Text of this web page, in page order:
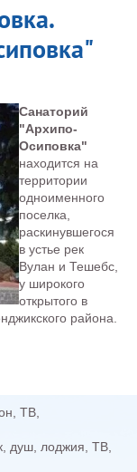
Санаторий
"Архипо-
Осиповка"
находится на
территории
одноименного
поселка,
раскинувшегося
в устье рек
Вулан и Тешебс,
у широкого
открытого в
района.
ТВ,
душ, лоджия, ТВ,